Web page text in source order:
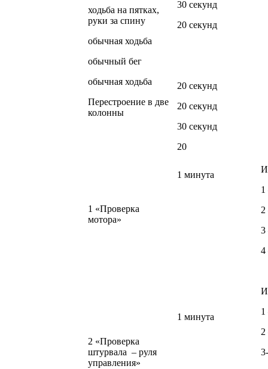
ходьба на пятках,
руки за спину
обычная ходьба
обычный бег
обычная ходьба
Перестроение в две
колонны
30 секунд
20 секунд
20 секунд
20 секунд
30 секунд
20
1 «Проверка
мотора»
2 «Проверка
штурвала – руля
управления»
1 минута
1 минута
3
4
1
2